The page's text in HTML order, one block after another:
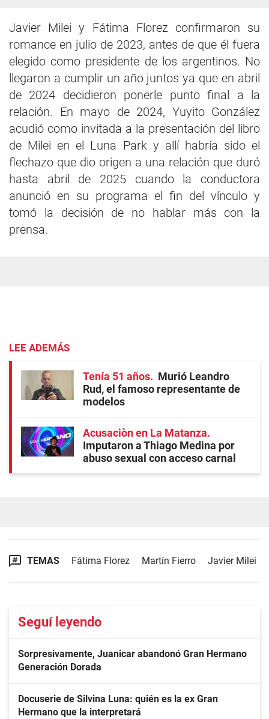
Javier Milei y Fátima Florez confirmaron su
romance en julio de 2023, antes de que él fuera
elegido como presidente de los argentinos. No
llegaron a cumplir un año juntos ya que en abril
de 2024 decidieron ponerle punto final a la
relación. En mayo de 2024, Yuyito González
acudió como invitada a la presentación del libro
de Milei en el Luna Park y allí habría sido el
flechazo que dio origen a una relación que duró
hasta abril de 2025 cuando la conductora
anunció en su programa el fin del vínculo y
tomó la decisión de no hablar más con la
prensa.
LEE ADEMÁS
Tenía 51 años
Murió Leandro
Rud, el famoso representante de
modelos
Acusaciòn en La Matanza
Imputaron a Thiago Medina por
abuso sexual con acceso carnal
TEMAS Fátima Florez Martín Fierro Javier Milei
Seguí leyendo
Sorpresivamente, Juanicar abandonó Gran Hermano
Generación Dorada
Docuserie de Silvina Luna: quién es la ex Gran
Hermano que la interpretará